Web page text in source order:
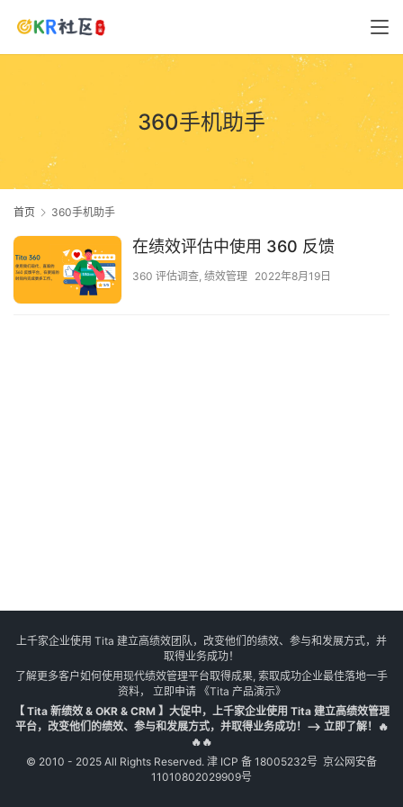
360手机助手
首页 360手机助手
在绩效评估中使用 360 反馈
360 评估调查, 绩效管理 2022年8月19日
上千家企业使用 Tita 建立高绩效团队，改变他们的绩效、参与和发展方式，并
取得业务成功！
了解更多客户如何使用现代绩效管理平台取得成果, 索取成功企业最佳落地一手
资料， 立即申请《Tita 产品演示》
【 Tita 新绩效 & OKR & CRM 】大促中，上千家企业使用 Tita 建立高绩效管理
平台，改变他们的绩效、参与和发展方式，并取得业务成功！--> 立即了解！🔥
🔥🔥
© 2010 - 2025 All Rights Reserved. 津 ICP 备 18005232号 京公网安备
11010802029909号